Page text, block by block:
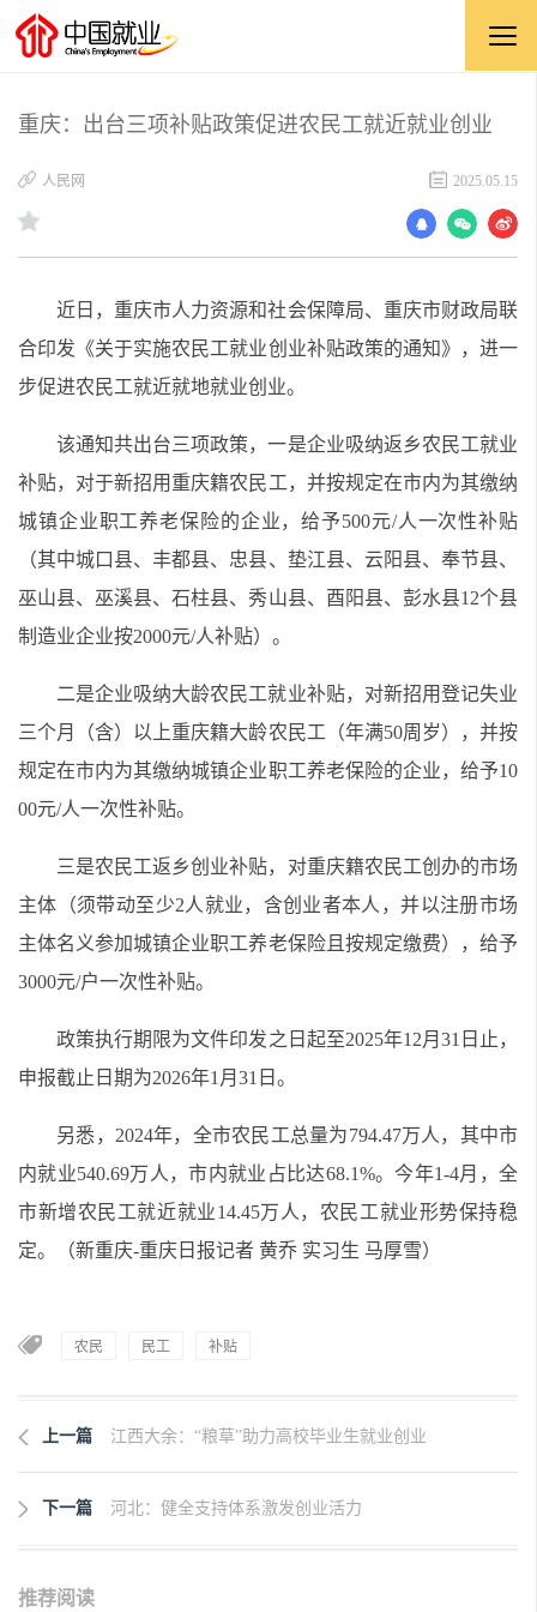
重庆：出台三项补贴政策促进农民工就近就业创业
​人民网 2025.05.15
近日，重庆市人力资源和社会保障局、重庆市财政局联
合印发《关于实施农民工就业创业补贴政策的通知》，进一
步促进农民工就近就地就业创业。
该通知共出台三项政策，一是企业吸纳返乡农民工就业
补贴，对于新招用重庆籍农民工，并按规定在市内为其缴纳
城镇企业职工养老保险的企业，给予500元/人一次性补贴
（其中城口县、丰都县、忠县、垫江县、云阳县、奉节县、
巫山县、巫溪县、石柱县、秀山县、酉阳县、彭水县12个县
制造业企业按2000元/人补贴）。
二是企业吸纳大龄农民工就业补贴，对新招用登记失业
三个月（含）以上重庆籍大龄农民工（年满50周岁），并按
规定在市内为其缴纳城镇企业职工养老保险的企业，给予10
00元/人一次性补贴。
三是农民工返乡创业补贴，对重庆籍农民工创办的市场
主体（须带动至少2人就业，含创业者本人，并以注册市场
主体名义参加城镇企业职工养老保险且按规定缴费），给予
3000元/户一次性补贴。
政策执行期限为文件印发之日起至2025年12月31日止，
申报截止日期为2026年1月31日。
另悉，2024年，全市农民工总量为794.47万人，其中市
内就业540.69万人，市内就业占比达68.1%。今年1-4月，全
市新增农民工就近就业14.45万人，农民工就业形势保持稳
定。（新重庆-重庆日报记者 黄乔 实习生 马厚雪）
农民 民工 补贴
上一篇 江西大余：“粮草”助力高校毕业生就业创业
下一篇 河北：健全支持体系激发创业活力
推荐阅读